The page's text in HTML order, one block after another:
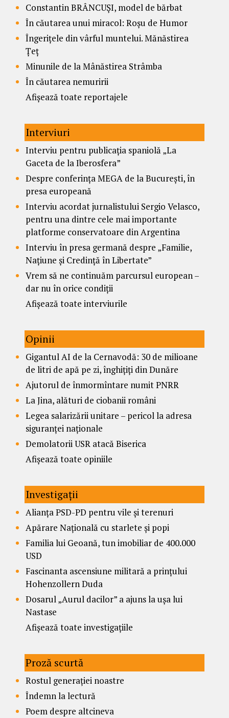
Constantin BRÂNCUȘI, model de bărbat
În căutarea unui miracol: Roșu de Humor
Îngerițele din vârful muntelui. Mănăstirea
Țeț
Minunile de la Mânăstirea Strâmba
În căutarea nemuririi
Afișează toate reportajele
Interviuri
Interviu pentru publicația spaniolă „La
Gaceta de la Iberosfera”
Despre conferința MEGA de la București, în
presa europeană
Interviu acordat jurnalistului Sergio Velasco,
pentru una dintre cele mai importante
platforme conservatoare din Argentina
Interviu în presa germană despre „Familie,
Națiune și Credință în Libertate”
Vrem să ne continuăm parcursul european –
dar nu în orice condiții
Afișează toate interviurile
Opinii
Gigantul AI de la Cernavodă: 30 de milioane
de litri de apă pe zi, înghițiți din Dunăre
Ajutorul de înmormîntare numit PNRR
La Jina, alături de ciobanii români
Legea salarizării unitare – pericol la adresa
siguranței naționale
Demolatorii USR atacă Biserica
Afișează toate opiniile
Investigații
Alianța PSD-PD pentru vile și terenuri
Apărare Națională cu starlete și popi
Familia lui Geoană, tun imobiliar de 400.000
USD
Fascinanta ascensiune militară a prințului
Hohenzollern Duda
Dosarul „Aurul dacilor” a ajuns la ușa lui
Nastase
Afișează toate investigațiile
Proză scurtă
Rostul generației noastre
Îndemn la lectură
Poem despre altcineva